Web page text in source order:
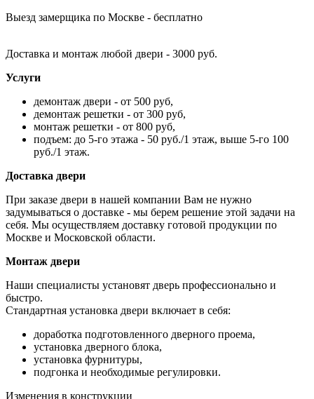
Выезд замерщика по Москве - бесплатно
Доставка и монтаж любой двери - 3000 руб.
Услуги
демонтаж двери - от 500 руб,
демонтаж решетки - от 300 руб,
монтаж решетки - от 800 руб,
подъем: до 5-го этажа - 50 руб./1 этаж, выше 5-го 100
руб./1 этаж.
Доставка двери
При заказе двери в нашей компании Вам не нужно
задумываться о доставке - мы берем решение этой задачи на
себя. Мы осуществляем доставку готовой продукции по
Москве и Московской области.
Монтаж двери
Наши специалисты установят дверь профессионально и
быстро.
Стандартная установка двери включает в себя:
доработка подготовленного дверного проема,
установка дверного блока,
установка фурнитуры,
подгонка и необходимые регулировки.
Изменения в конструкции